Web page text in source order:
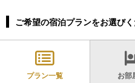
ご希望の宿泊プランをお選びく
プラン一覧 お部